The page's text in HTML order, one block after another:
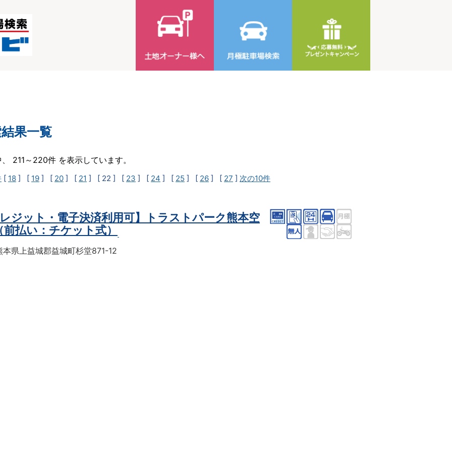
果一覧
211～220件 を表示しています。
[ 18 ] [ 19 ] [ 20 ] [ 21 ] [ 22 ] [ 23 ] [ 24 ] [ 25 ] [ 26 ] [ 27 ] 次の10件
レジット・電子決済利用可】トラストパーク熊本空
前払い：チケット式）
本県上益城郡益城町杉堂871-12